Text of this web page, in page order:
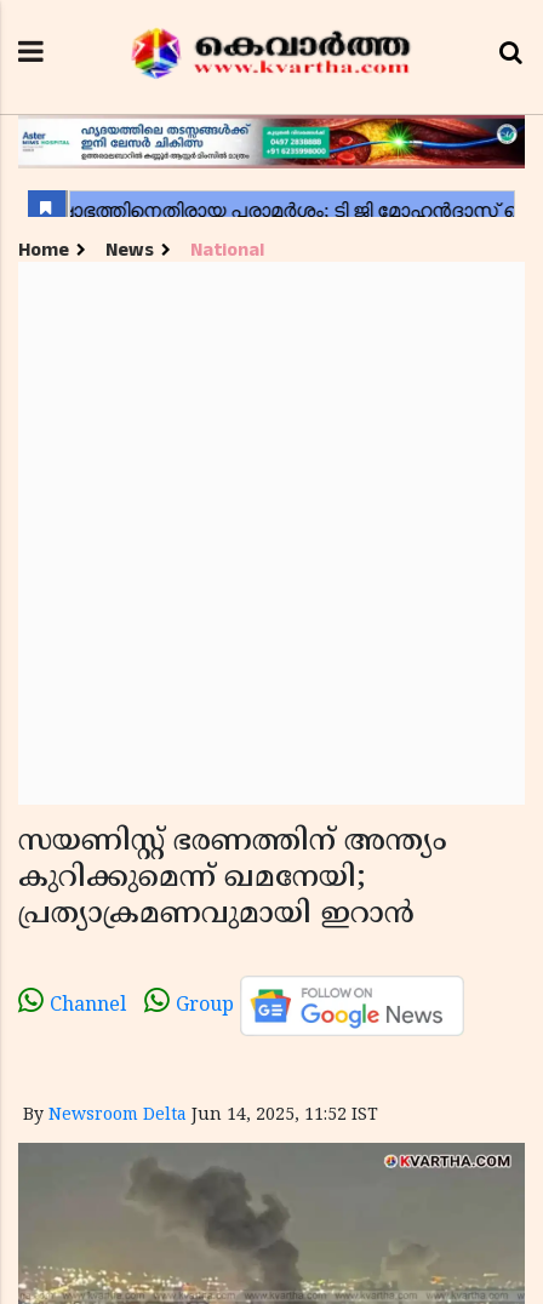
Home News National
സയണിസ്റ്റ് ഭരണത്തിന് അന്ത്യം
കുറിക്കുമെന്ന് ഖമനേയി;
പ്രത്യാക്രമണവുമായി ഇറാൻ
Channel Group
By Newsroom Delta Jun 14, 2025, 11:52 IST